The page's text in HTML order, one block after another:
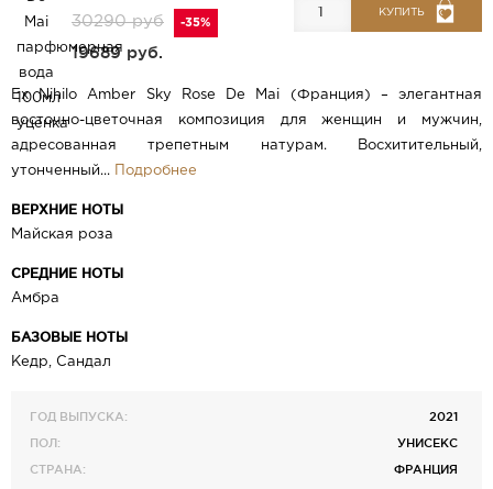
30290 руб -35%
19689 руб.
КУПИТЬ
Ex Nihilo Amber Sky Rose De Mai (Франция) – элегантная
восточно-цветочная композиция для женщин и мужчин,
адресованная трепетным натурам. Восхитительный,
утонченный... Подробнее
ВЕРХНИЕ НОТЫ
Майская роза
СРЕДНИЕ НОТЫ
Амбра
БАЗОВЫЕ НОТЫ
Кедр, Сандал
ГОД ВЫПУСКА:
2021
ПОЛ:
УНИСЕКС
СТРАНА:
ФРАНЦИЯ